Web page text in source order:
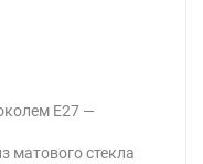
Е27 —
матового стекла